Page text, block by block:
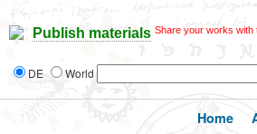
Publish materials Share your works with
DE World
Home